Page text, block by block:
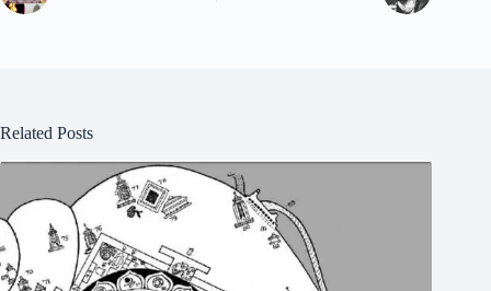
Related Posts